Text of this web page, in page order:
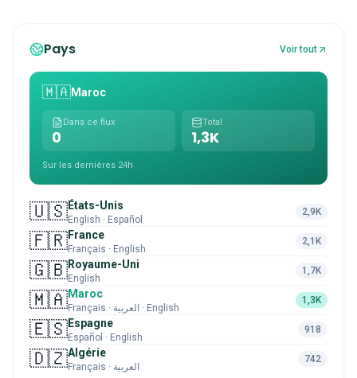
Pays Voir tout
🇲🇦Maroc
Dans ce flux
0
Total
1,3K
Sur les dernières 24h
🇺🇸États-Unis
English · Español
2,9K
🇫🇷France
Français · English
2,1K
🇬🇧Royaume-Uni
English
1,7K
🇲🇦Maroc
Français · العربية · English
1,3K
🇪🇸Espagne
Español · English
918
🇩🇿Algérie
Français · العربية
742